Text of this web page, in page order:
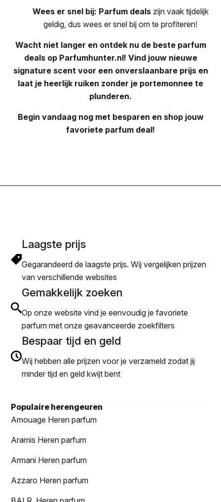
Wees er snel bij: Parfum dealszijn vaak tijdelijk
geldig, dus wees er snel bij om te profiteren!
Wacht niet langer en ontdek nu de beste parfum
deals op Parfumhunter.nl! Vind jouw nieuwe
signature scent voor een onverslaanbare prijs en
laat je heerlijk ruiken zonder je portemonnee te
plunderen.
Begin vandaag nog met besparen en shop jouw
favoriete parfum deal!
Laagste prijs
Gegarandeerd de laagste prijs. Wij vergelijken prijzen
van verschillende websites
Gemakkelijk zoeken
Op onze website vind je eenvoudig je favoriete
parfum met onze geavanceerde zoekfilters
Bespaar tijd en geld
Wij hebben alle prijzen voor je verzameld zodat jij
minder tijd en geld kwijt bent
Populaire herengeuren
Amouage Heren parfum
Aramis Heren parfum
Armani Heren parfum
Azzaro Heren parfum